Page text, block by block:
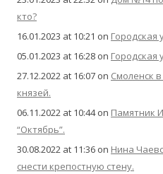
кто?
16.01.2023 at 10:21 on Городская
05.01.2023 at 16:28 on Городская
27.12.2022 at 16:07 on Смоленск
князей.
06.11.2022 at 10:44on Памятник
“Октябрь”.
30.08.2022 at 11:36 on Нина
снести крепостную стену.